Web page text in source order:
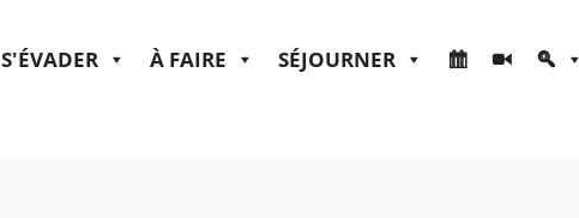
S'ÉVADER À FAIRE SÉJOURNER